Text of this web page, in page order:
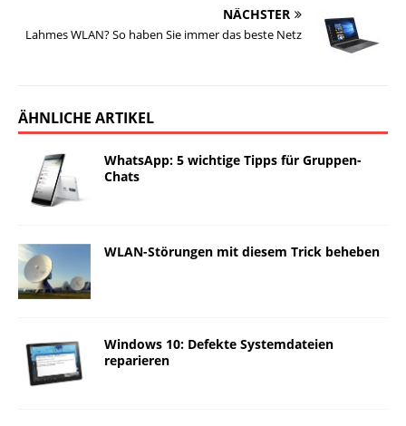
NÄCHSTER
Lahmes WLAN? So haben Sie immer das beste Netz
ÄHNLICHE ARTIKEL
WhatsApp: 5 wichtige Tipps für Gruppen-
Chats
WLAN-Störungen mit diesem Trick beheben
Windows 10: Defekte Systemdateien
reparieren